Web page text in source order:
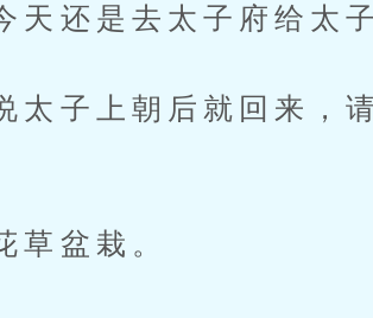
是去太子府给太子
上朝后就回来，请
盆栽。